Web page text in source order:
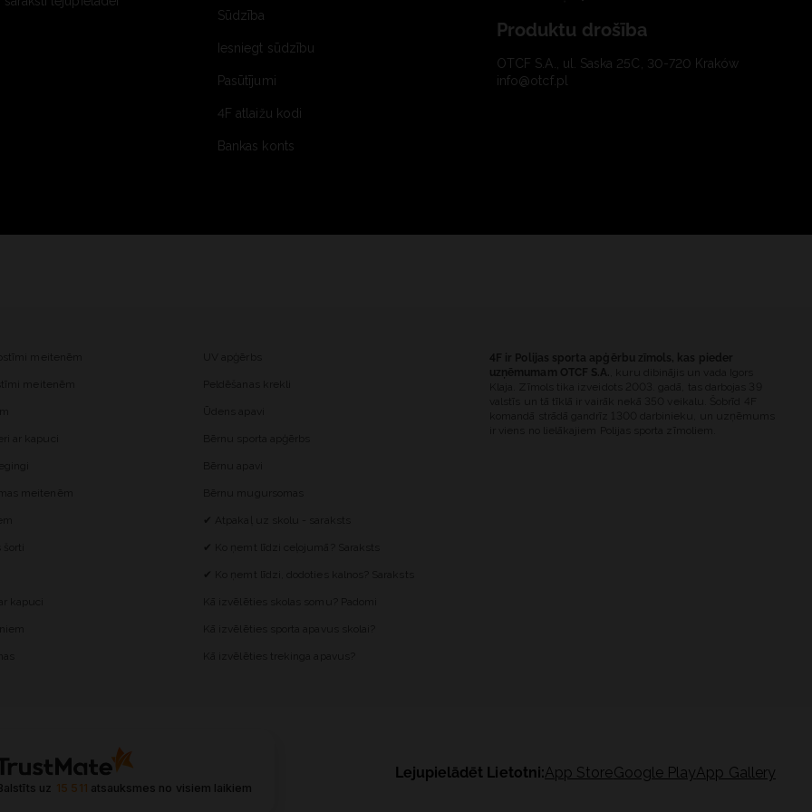
Sūdzība
Iesniegt sūdzību
Pasūtījumi
4F atlaižu kodi
Bankas konts
Produktu drošība
OTCF S.A., ul. Saska 25C, 30-720 Kraków
info@otcf.pl
uz 15 511 atsauksmes no visiem laikiem
Lejupielādēt Lietotni:App StoreGoogle PlayApp Gallery